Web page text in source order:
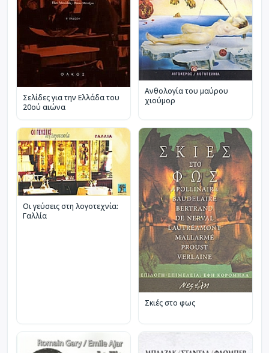
Σελίδες για την Ελλάδα του
20ού αιώνα
Ανθολογία του μαύρου
χιούμορ
Οι γεύσεις στη λογοτεχνία:
Γαλλία
Σκιές στο φως